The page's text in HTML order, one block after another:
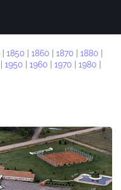
1850 1860 1870 1880
1950 1960 1970 1980